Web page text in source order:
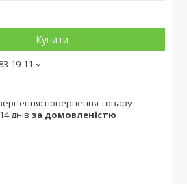
Купити
19-11
повернення товару
днів за домовленістю